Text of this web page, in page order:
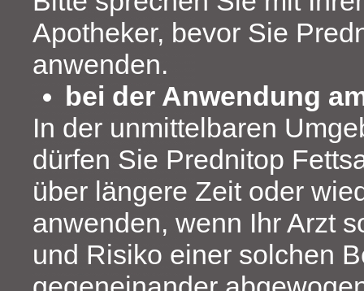
Apotheker, bevor Sie
anwenden.
bei der Anwendung
In der unmittelbaren
dürfen Sie Prednitop
über längere Zeit oder
anwenden, wenn Ihr Arzt
und Risiko einer solchen